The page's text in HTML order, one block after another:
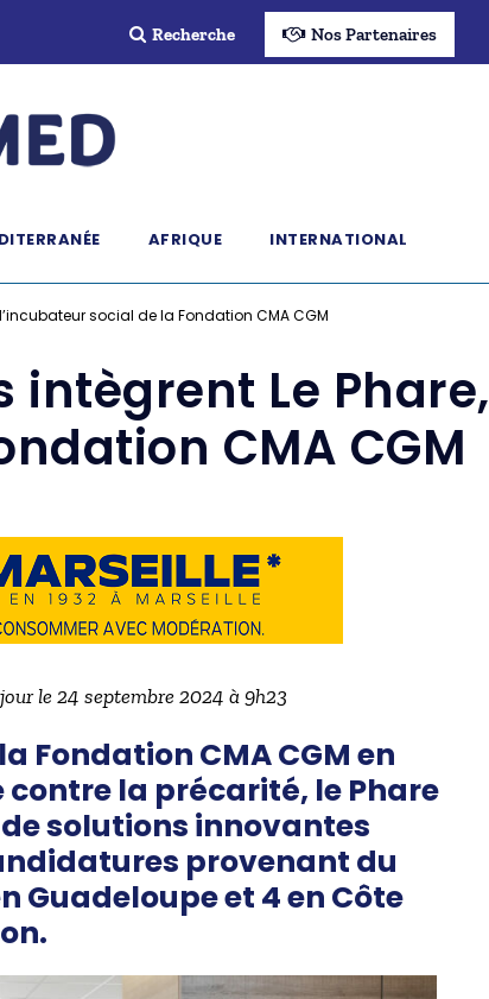
Recherche Nos Partenaires
AFRIQUE INTERNATIONAL
social de la Fondation CMA CGM
Le Phare,
CMA CGM
le 24 septembre 2024 à 9h23
Fondation CMA CGM en
la précarité, le Phare
solutions innovantes
provenant du
Guadeloupe et 4 en Côte